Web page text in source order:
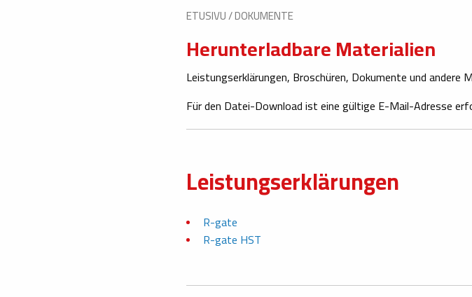
ETUSIVU/DOKUMENTE
Herunterladbare Materialien
Leistungserklärungen, Broschüren, Dokumente und andere
Für den Datei-Download ist eine gültige E-Mail-Adresse
Leistungserklärungen
R-gate
R-gate HST